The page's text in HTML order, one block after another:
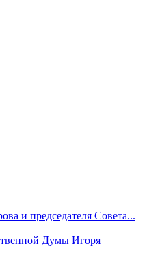
и председателя Совета...
Думы Игоря